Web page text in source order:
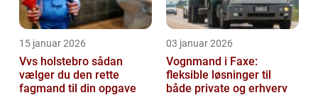
15 januar 2026
Vvs holstebro sådan
vælger du den rette
fagmand til din opgave
03 januar 2026
Vognmand i Faxe:
fleksible løsninger til
både private og erhverv